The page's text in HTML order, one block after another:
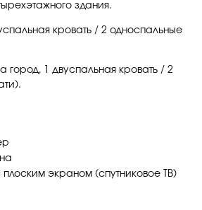
здания.
кровать / 2 односпальные
город, 1 двуспальная кровать / 2
плоским экраном (спутниковое ТВ)